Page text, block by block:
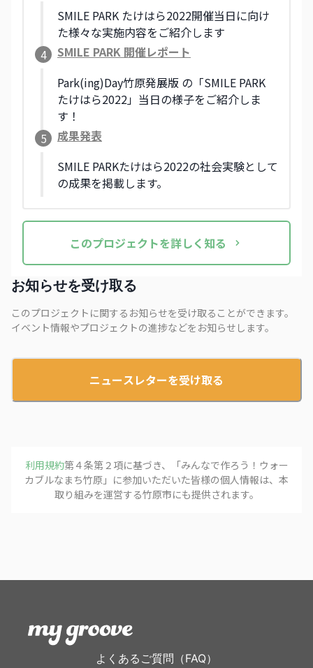
SMILE PARK たけはら2022開催当日に向け
た様々な実施内容をご紹介します
4
SMILE PARK 開催レポート
Park(ing)Day竹原発展版 の「SMILE PARK
たけはら2022」当日の様子をご紹介しま
す！
5
成果発表
SMILE PARKたけはら2022の社会実験として
の成果を掲載します。
このプロジェクトを詳しく知る
お知らせを受け取る
このプロジェクトに関するお知らせを受け取ることができます。
イベント情報やプロジェクトの進捗などをお知らせします。
ニュースレターを受け取る
利用規約第４条第２項に基づき、「みんなで作ろう！ウォー
カブルなまち竹原 」に参加いただいた皆様の個人情報は、本
取り組みを運営する竹原市にも提供されます。
よくあるご質問（FAQ）